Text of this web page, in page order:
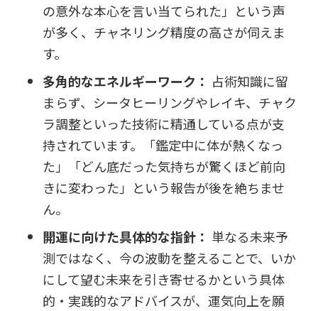
の意外な本心を言い当てられた」という声
が多く、チャネリング精度の高さが伺えま
す。
多角的なエネルギーワーク： 占術知識に留
まらず、シータヒーリングやレイキ、チャク
ラ調整といった技術に精通している点が支
持されています。「鑑定中に体が熱くなっ
た」「どん底だった気持ちが驚くほど前向
きに変わった」という報告が後を絶ちませ
ん。
開運に向けた具体的な指針： 単なる未来予
測ではなく、今の波動を整えることで、いか
にして望む未来を引き寄せるかという具体
的・実践的なアドバイスが、運気向上を願